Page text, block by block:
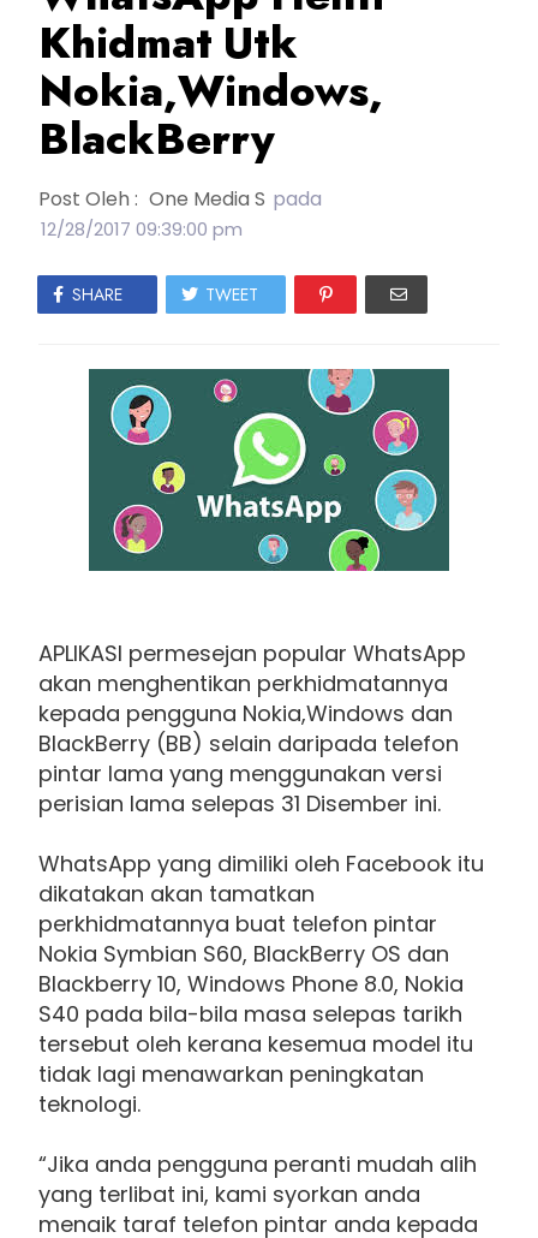
Khidmat Utk
Nokia,Windows,
BlackBerry
Post Oleh : One Media S pada
12/28/2017 09:39:00 pm
SHARE TWEET
APLIKASI permesejan popular WhatsApp
akan menghentikan perkhidmatannya
kepada pengguna Nokia,Windows dan
BlackBerry (BB) selain daripada telefon
pintar lama yang menggunakan versi
perisian lama selepas 31 Disember ini.
WhatsApp yang dimiliki oleh Facebook itu
dikatakan akan tamatkan
perkhidmatannya buat telefon pintar
Nokia Symbian S60, BlackBerry OS dan
Blackberry 10, Windows Phone 8.0, Nokia
S40 pada bila-bila masa selepas tarikh
tersebut oleh kerana kesemua model itu
tidak lagi menawarkan peningkatan
teknologi.
“Jika anda pengguna peranti mudah alih
yang terlibat ini, kami syorkan anda
menaik taraf telefon pintar anda kepada